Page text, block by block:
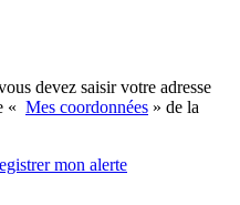
devez saisir votre adresse
« Mes coordonnées » de la
mon alerte